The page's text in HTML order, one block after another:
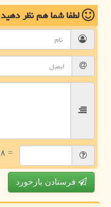
لطفا شما همنظر دهید
= ۸ بعلاوه ۴
فرستادن بازخورد